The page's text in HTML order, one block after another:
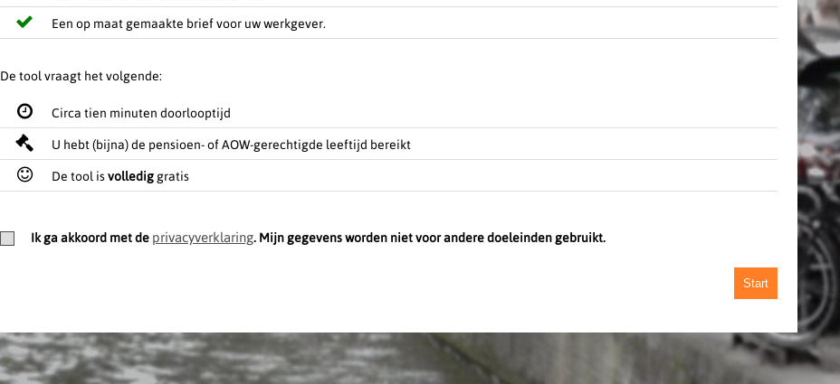
Een op maat gemaakte brief voor uw werkgever.
De tool vraagt het volgende:
Circa tien minuten doorlooptijd
U hebt (bijna) de pensioen- of AOW-gerechtigde leeftijd bereikt
De tool isvolledig gratis
Ik ga akkoord met de privacyverklaring. Mijn gegevens worden niet voor andere doeleinden gebruikt.
Start